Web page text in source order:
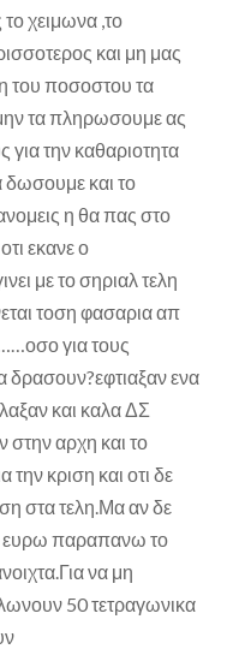
χειμωνα ,το
και μη μας
του ποσοστου τα
τα πληρωσουμε ας
την καθαριοτητα
δωσουμε και το
η θα πας στο
εκανε ο
με το σηριαλ τελη
τοση φασαρια απ
για τους
δρασουν?εφτιαξαν ενα
και καλα ΔΣ
στην αρχη και το
κριση και οτι δε
στα τελη.Μα αν δε
παραπανω το
να μη
50 τετραγωνικα